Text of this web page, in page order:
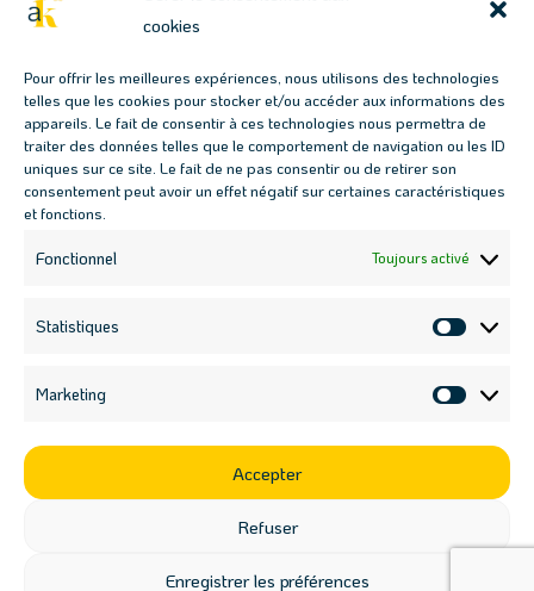
cookies
Pour offrir les meilleures expériences, nous utilisons des technologies
telles que les cookies pour stocker et/ou accéder aux informations des
appareils. Le fait de consentir à ces technologies nous permettra de
traiter des données telles que le comportement de navigation ou les ID
uniques sur ce site. Le fait de ne pas consentir ou de retirer son
consentement peut avoir un effet négatif sur certaines caractéristiques
et fonctions.
Fonctionnel Toujours activé
Statistiques
Marketing
Accepter
Refuser
Enregistrer les préférences
Conjuguons jardins & permaculture
Les prochains évènements
 Fresque des Jardins-Forêts : 17 juillet, 18h00
 Fresque des Jardins-Forêts : 19 août, 18h00
 Atelier haie multi-fonctions : 12 septembre, 9h30
Atelier boutures : 12 septembre, 14h30
 contact@ateliers-kaleido.fr
Suivez-nous sur les réseaux sociaux
Tous droits réservés 2023 © Ateliers Kaléido | Conditions
utilisation& devente| Réalisation :